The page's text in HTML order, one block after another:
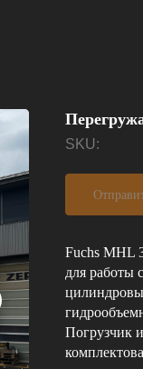
SKU:
Fuchs MHL
для работы
Погрузчик